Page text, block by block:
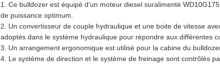
1. Ce bulldozer est équipé d'un moteur diesel suralimenté
de puissance optimum.
2. Un convertisseur de couple hydraulique et une boite de vitesse
adoptés dans le système hydraulique pour répondre aux différentes
3. Un arrangement ergonomique est utilisé pour la cabine du
4. Le système de direction et le système de freinage sont contrôlés